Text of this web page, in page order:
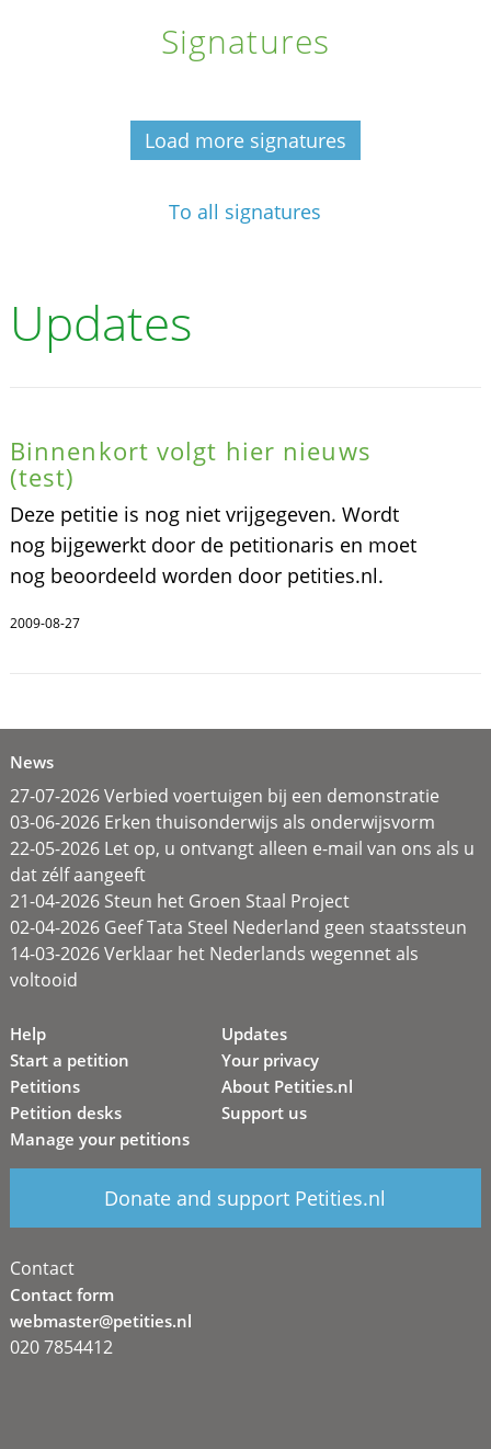
Signatures
Load more signatures
To all signatures
Updates
Binnenkort volgt hier nieuws
(test)
Deze petitie is nog niet vrijgegeven. Wordt
nog bijgewerkt door de petitionaris en moet
nog beoordeeld worden door petities.nl.
2009-08-27
News
27-07-2026 Verbied voertuigen bij een demonstratie
03-06-2026 Erken thuisonderwijs als onderwijsvorm
22-05-2026 Let op, u ontvangt alleen e-mail van ons als u
dat zélf aangeeft
21-04-2026 Steun het Groen Staal Project
02-04-2026 Geef Tata Steel Nederland geen staatssteun
14-03-2026 Verklaar het Nederlands wegennet als
voltooid
Help
Start a petition
Petitions
Petition desks
Manage your petitions
Updates
Your privacy
About Petities.nl
Support us
Donate and support Petities.nl
Contact
Contact form
webmaster@petities.nl
020 7854412